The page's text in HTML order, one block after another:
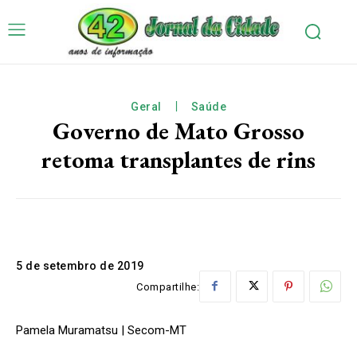
Geral Saúde
Governo de Mato Grosso
retoma transplantes de rins
5 de setembro de 2019
Compartilhe:
Pamela Muramatsu | Secom-MT